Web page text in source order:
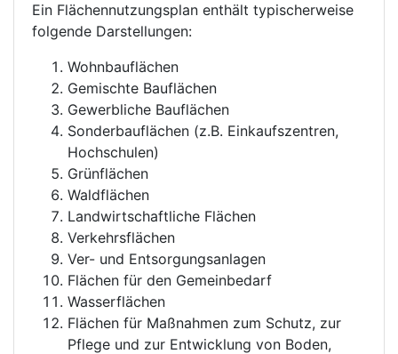
Ein Flächennutzungsplan enthält typischerweise
folgende Darstellungen:
Wohnbauflächen
Gemischte Bauflächen
Gewerbliche Bauflächen
Sonderbauflächen (z.B. Einkaufszentren,
Hochschulen)
Grünflächen
Waldflächen
Landwirtschaftliche Flächen
Verkehrsflächen
Ver- und Entsorgungsanlagen
Flächen für den Gemeinbedarf
Wasserflächen
Flächen für Maßnahmen zum Schutz, zur
Pflege und zur Entwicklung von Boden,